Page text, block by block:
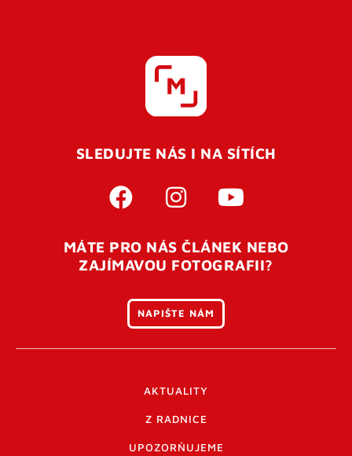
Pro úspěšné dokončení registrace je potřeba
vaší e-mailovouadresu. Po úspěšném odeslání
otevření tohoto odkazu se váš účet ověří a můžete se
přihlásit. Nezapomeňte zkontrolovat složku SPAM ve
SLEDUJTE NÁS I NA SÍTÍCH
MÁTE PRO NÁS ČLÁNEK NEBO
ZAJÍMAVOU FOTOGRAFII?
NAPIŠTE NÁM
AKTUALITY
Z RADNICE
UPOZORŇUJEME